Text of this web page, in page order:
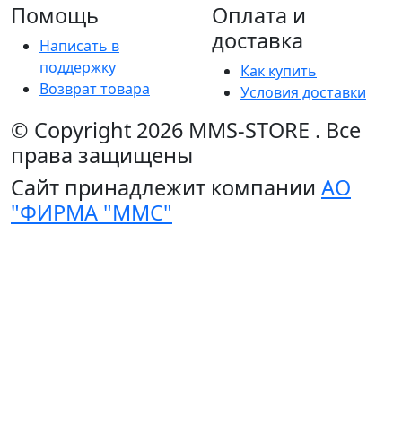
Помощь
Написать в
поддержку
Возврат товара
Оплата и
доставка
Как купить
Условия доставки
© Copyright 2026 MMS-STORE . Все
права защищены
Сайт принадлежит компании АО
"ФИРМА "ММС"